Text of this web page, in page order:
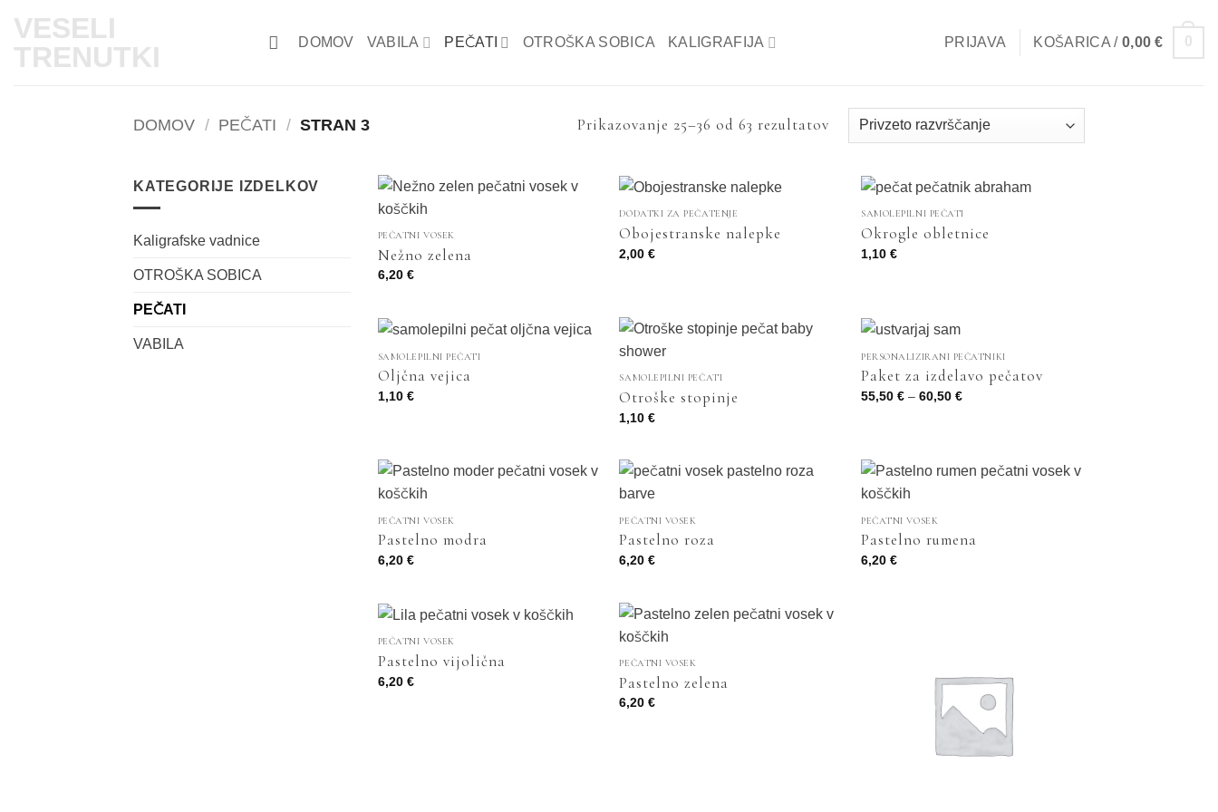
vsebino
VESELI
TRENUTKI
DOMOV VABILA PEČATI OTROŠKA SOBICA KALIGRAFIJA PRIJAVA KOŠARICA / 0,00€ 0
DOMOV / PEČATI / STRAN 3 Prikazovanje 25–36 od 63 rezultatov
KATEGORIJE IZDELKOV
Kaligrafske vadnice
OTROŠKA SOBICA
PEČATI
VABILA
PEČATNI VOSEK
Nežno zelena
6,20 €
DODATKI ZA PEČATENJE
Obojestranske nalepke
2,00€
SAMOLEPILNI PEČATI
Okrogle obletnice
1,10€
SAMOLEPILNI PEČATI
Oljčna vejica
1,10 €
SAMOLEPILNI PEČATI
Otroške stopinje
1,10€
PERSONALIZIRANI PEČATNIKI
Paket za izdelavo pečatov
55,50€ – 60,50€Cenovni
PEČATNI VOSEK
Pastelno modra
6,20 €
PEČATNI VOSEK
Pastelno roza
6,20€
PEČATNI VOSEK
Pastelno rumena
6,20€
PEČATNI VOSEK
Pastelno vijolična
6,20 €
PEČATNI VOSEK
Pastelno zelena
6,20€